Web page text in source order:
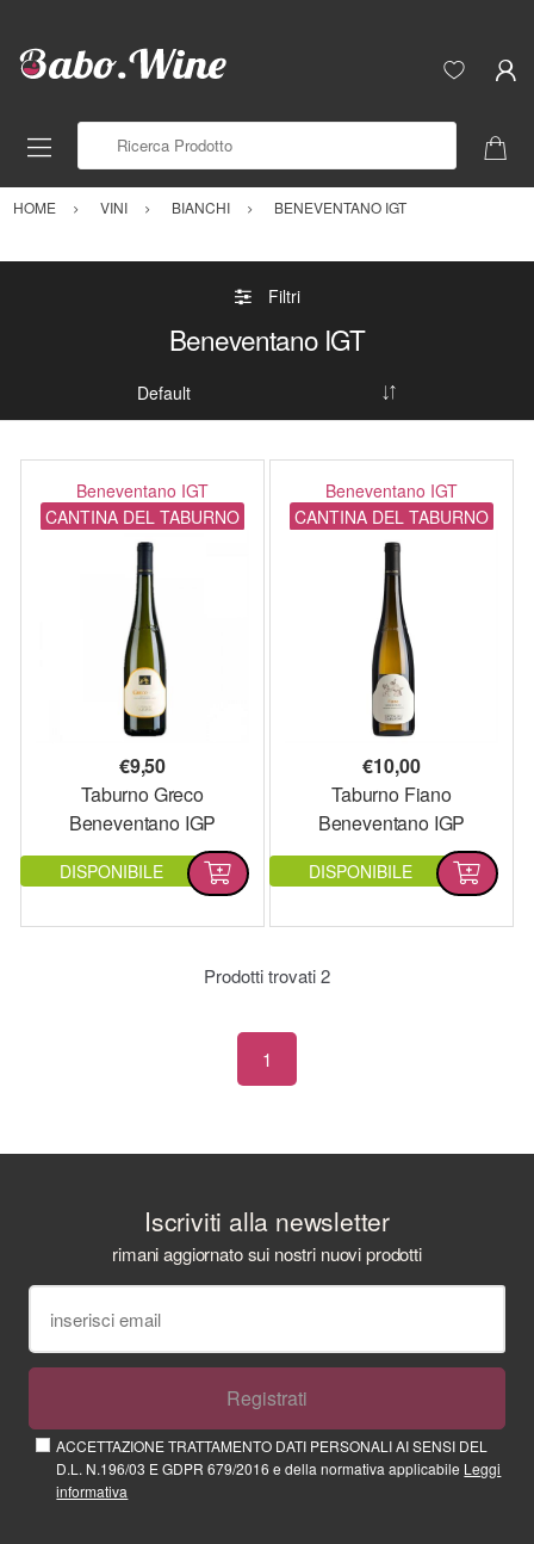
HOME VINI BIANCHI BENEVENTANO IGT
Filtri
Beneventano IGT
Beneventano IGT
CANTINA DEL TABURNO
€9,50
Taburno Greco
Beneventano IGP
DISPONIBILE
Beneventano IGT
CANTINA DEL TABURNO
€10,00
Taburno Fiano
Beneventano IGP
DISPONIBILE
Prodotti trovati2
1
Iscriviti alla newsletter
rimani aggiornato sui nostri nuovi prodotti
Registrati
ACCETTAZIONE TRATTAMENTO DATI PERSONALI AI SENSI DEL
D.L. N.196/03 E GDPR 679/2016 e della normativa applicabile Leggi
informativa